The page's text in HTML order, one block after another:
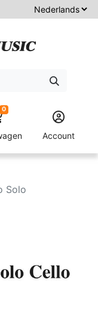
0
Account
Solo